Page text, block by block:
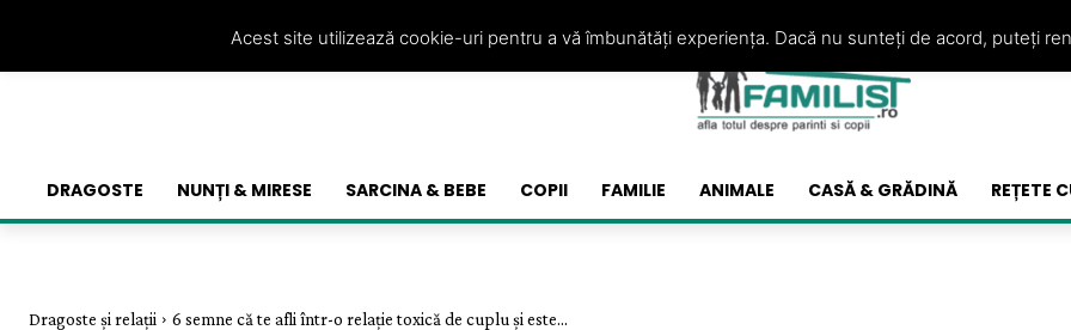
DRAGOSTE NUNȚI & MIRESE SARCINA & BEBE COPII FAMILIE ANIMALE CASĂ & GRĂDINĂ REȚETE
Dragoste și relații 6 semne că te afli într-o relație toxică de cuplu și este...
Acest site utilizează cookie-uri pentru a vă îmbunătăți experiența. Dacă nu sunteți de acord, puteți